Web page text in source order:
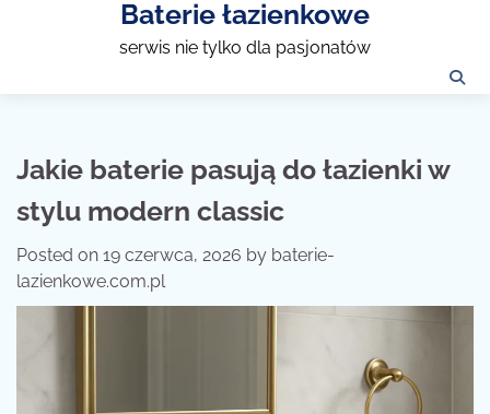
Baterie łazienkowe
serwis nie tylko dla pasjonatów
Jakie baterie pasują do łazienki w
stylu modern classic
Posted on 19 czerwca, 2026 by baterie-
lazienkowe.com.pl